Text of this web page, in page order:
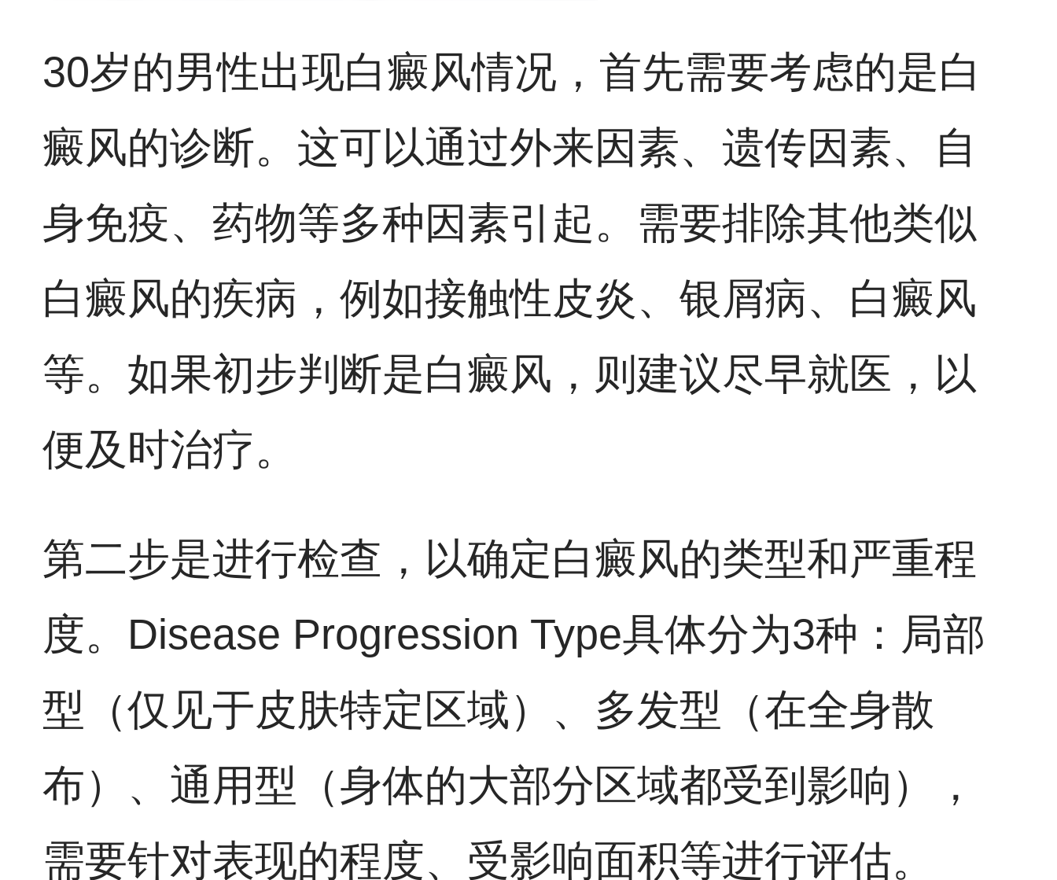
30岁的男性出现白癜风情况，首先需要考虑的是白
癜风的诊断。这可以通过外来因素、遗传因素、自
身免疫、药物等多种因素引起。需要排除其他类似
白癜风的疾病，例如接触性皮炎、银屑病、白癜风
等。如果初步判断是白癜风，则建议尽早就医，以
便及时治疗。
第二步是进行检查，以确定白癜风的类型和严重程
度。Disease Progression Type具体分为3种：局部
型（仅见于皮肤特定区域）、多发型（在全身散
布）、通用型（身体的大部分区域都受到影响），
需要针对表现的程度、受影响面积等进行评估。